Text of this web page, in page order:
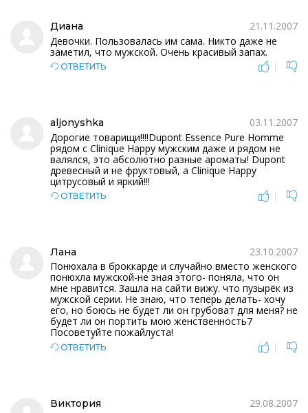
Диана
21.11.2007
Девочки. Пользовалась им сама. Никто даже не
заметил, что мужской. Очень красивый запах.
ОТВЕТИТЬ |
aljonyshka
03.11.2007
Дорогие товарищи!!!!Dupont Essence Pure Homme
рядом с Clinique Happy мужским даже и рядом не
валялся, это абсолютно разные ароматы! Dupont
древесный и не фруктовый, а Clinique Happy
цитрусовый и яркий!!!
ОТВЕТИТЬ |
Лана
23.10.2007
Понюхала в броккарде и случайно вместо женского
понюхла мужской-не зная этого- поняла, что он
мне нравится. Зашла на сайти вижу. что пузырёк из
мужской серии. Не знаю, что теперь делать- хочу
его, но боюсь не будет ли он грубоват для меня? не
будет ли он портить мою женственность7
Посоветуйте пожайлуста!
ОТВЕТИТЬ |
Виктория
29.08.2007